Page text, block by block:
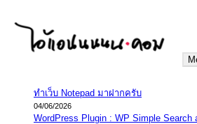
content
iannnnn.com
ความจริงมีสองด้าน คือจริงของมึง กับจ
ทำเว็บ Notepad มาฝากครับ
04/06/2026
WordPress Plugin : WP Simple Search